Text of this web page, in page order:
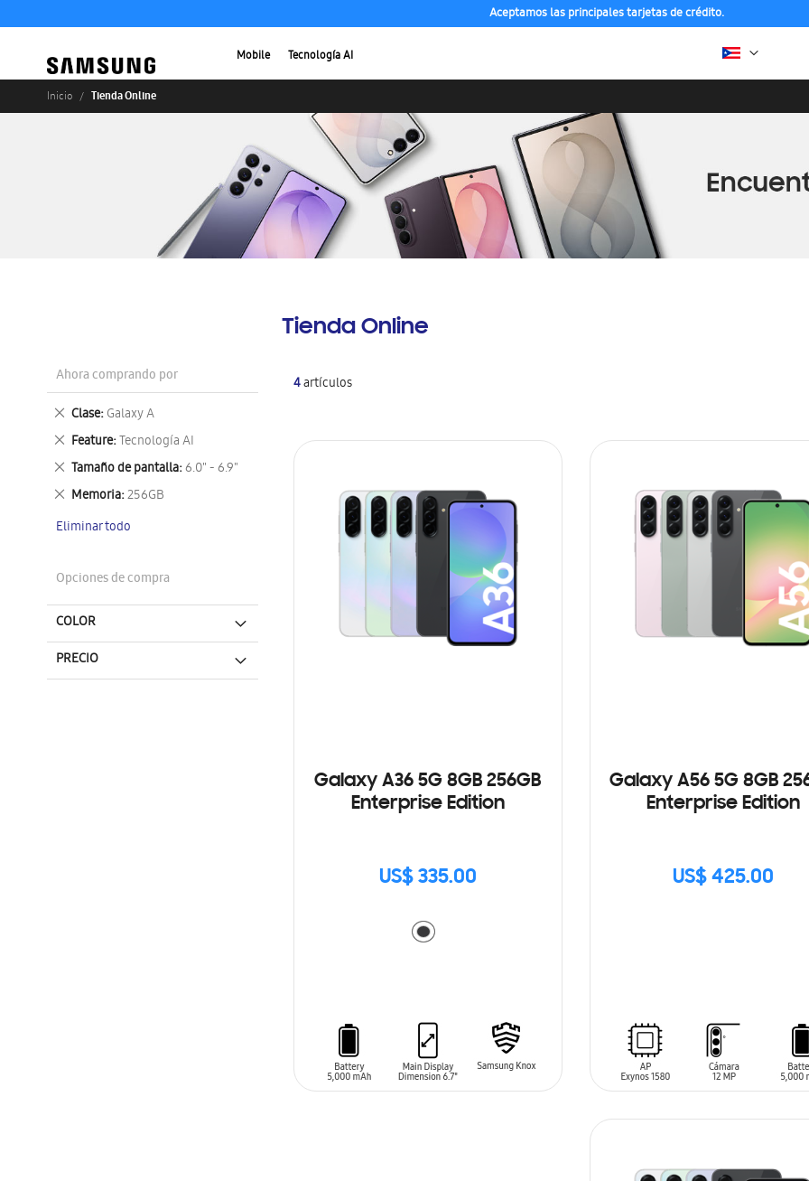
Aceptamos las principales tarjetas de crédito.
Mobile Tecnología AI
Inicio Tienda Online
Tienda Online
4artículos
Galaxy A36 5G 8GB 256GB
Enterprise Edition
US$ 335.00
Galaxy A56 5G 8GB
Enterprise Edition
US$ 425.00
SIN
Ahora comprando por
Clase Galaxy A
Eliminar
este
artículo
Feature Tecnología AI
Eliminar
este
artículo
Tamaño de pantalla 6.0" - 6.9"
Eliminar
este
artículo
Memoria 256GB
Eliminar
artículo
Eliminar todo
Opciones de compra
COLOR
PRECIO